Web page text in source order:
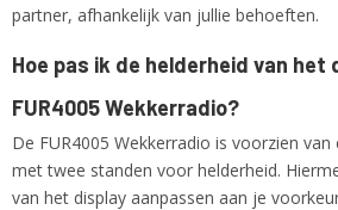
partner, afhankelijk van jullie behoeften.
Hoe pas ik de helderheid van het
FUR4005 Wekkerradio?
De FUR4005 Wekkerradio is voorzien
met twee standen voor helderheid.
van het display aanpassen aan je